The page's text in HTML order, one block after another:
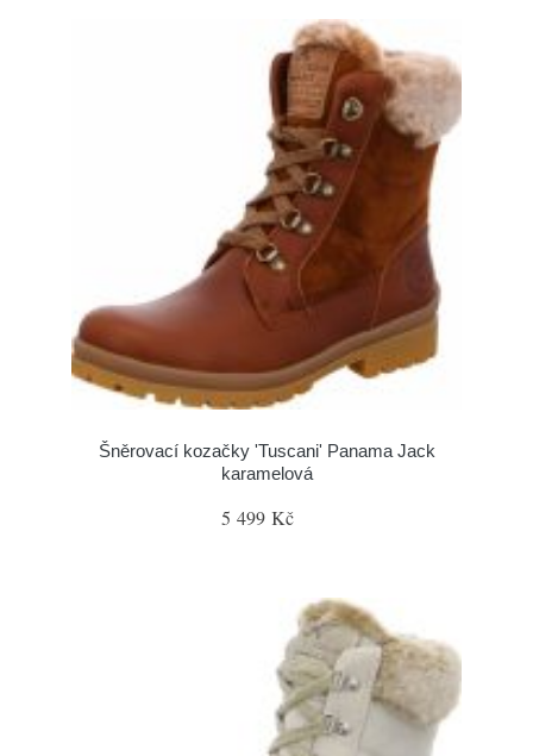
Šněrovací kozačky 'Tuscani' Panama Jack
karamelová
5 499 Kč